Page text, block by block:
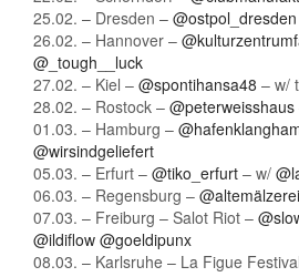
25.02. – Dresden – @ostpol_dresden
26.02. – Hannover –
@_tough__luck
27.02. – Kiel – @spontihansa48 – w/
28.02. – Rostock – @peterweisshaus
01.03. – Hamburg –
@wirsindgeliefert
05.03. – Erfurt – @tiko_erfurt – w/
06.03. – Regensburg – @altemälzerei
07.03. – Freiburg – Salot Riot –
@ildiflow @goeldipunx
08.03. – Karlsruhe – La Figue